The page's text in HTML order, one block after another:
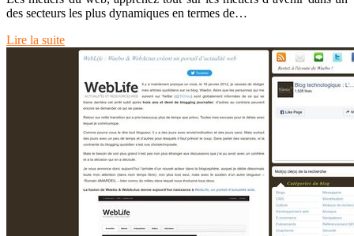
des secteurs les plus dynamiques en termes de…
Lire la suite